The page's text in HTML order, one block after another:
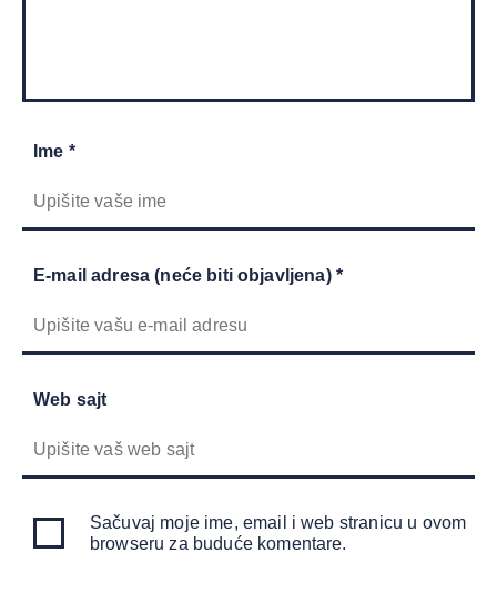
Ime *
E-mail adresa (neće biti objavljena) *
Web sajt
Sačuvaj moje ime, email i web stranicu u ovom
browseru za buduće komentare.